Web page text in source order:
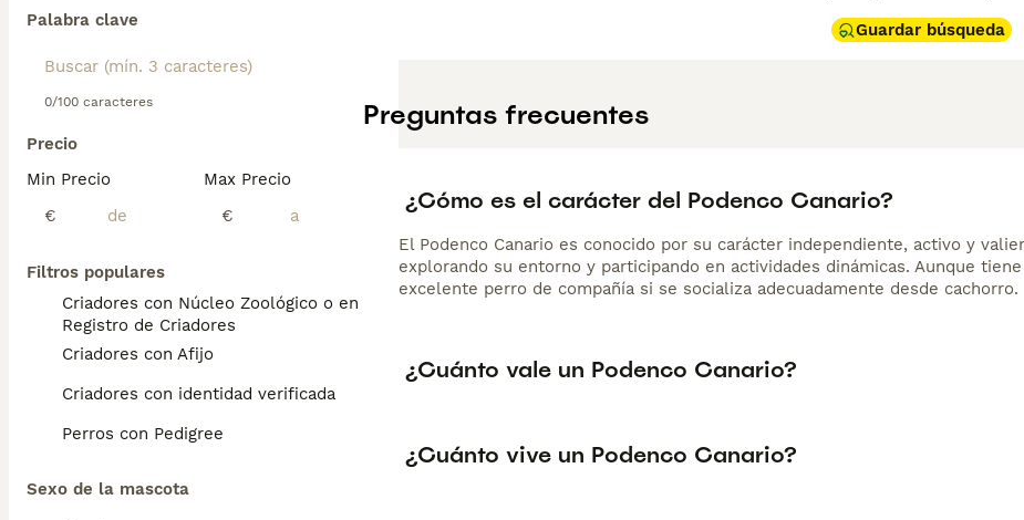
Palabra clave
0/100 caracteres
Precio
Min Precio
€
Max Precio
€
Filtros populares
Criadores con Núcleo Zoológico o en el
Registro de Criadores
Criadores con Afijo
Criadores con identidad verificada
Perros con Pedigree
Sexo de la mascota
Guardar búsqueda
Preguntas frecuentes
¿Cómo es el carácter del Podenco Canario?
El Podenco Canario es conocido por su carácter independiente, activo y
explorando su entorno y participando en actividades dinámicas. Aunque
excelente perro de compañía si se socializa adecuadamente desde cachorro.
¿Cuánto vale un Podenco Canario?
¿Cuánto vive un Podenco Canario?